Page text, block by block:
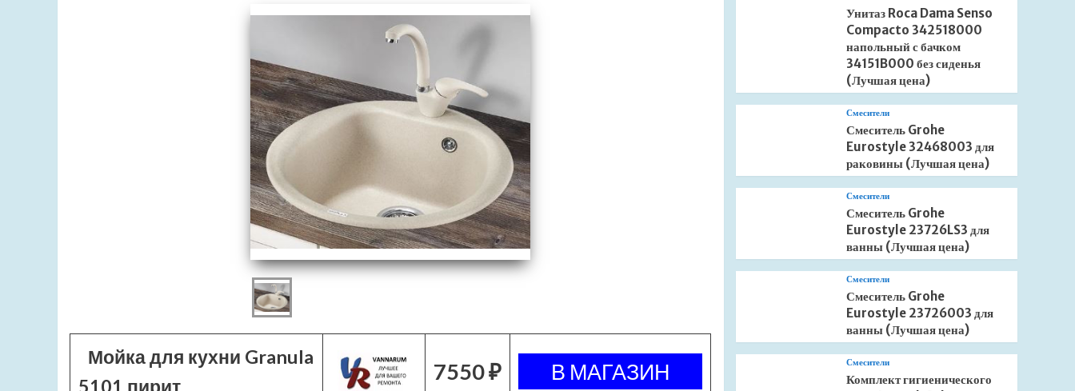
Мойка для кухни Granula
5101 пирит
7550 ₽
Унитаз Roca Dama Senso
Compacto 342518000
напольный с бачком
34151B000 без сиденья
(Лучшая цена)
Смесители
Смеситель Grohe
Eurostyle 32468003 для
раковины (Лучшая цена)
Смесители
Смеситель Grohe
Eurostyle 23726LS3 для
ванны (Лучшая цена)
Смесители
Смеситель Grohe
Eurostyle 23726003 для
ванны (Лучшая цена)
Смесители
Комплект гигиенического